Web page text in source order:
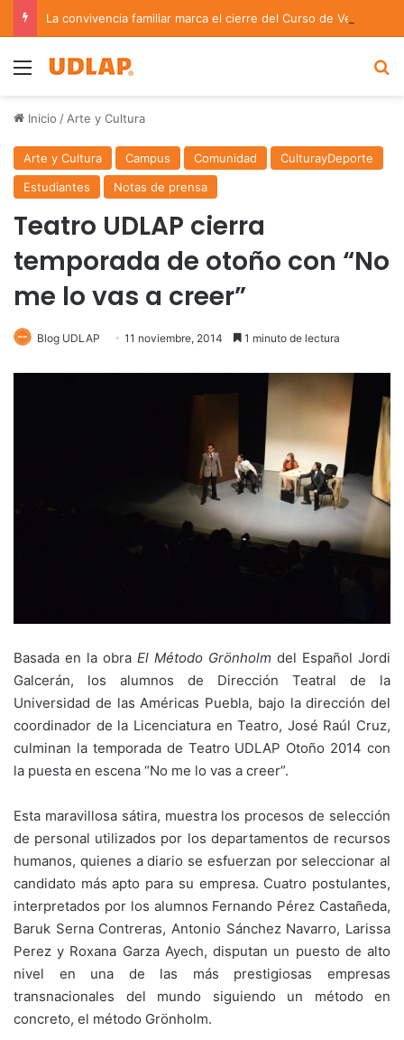
Menu
Inicio / Arte y Cultura
Arte y Cultura Campus Comunidad
CulturayDeporte
Estudiantes
Notas de prensa
Teatro UDLAP cierra
temporada de otoño con “No
me lo vas a creer”
Blog UDLAP 11 noviembre, 2014 1 minuto de lectura
Basada en la obra El Método Grönholm del Español Jordi
Galcerán, los alumnos de Dirección Teatral de la
Universidad de las Américas Puebla, bajo la dirección del
coordinador de la Licenciatura en Teatro, José Raúl Cruz,
culminan la temporada de Teatro UDLAP Otoño 2014 con
la puesta en escena “No me lo vas a creer”.
Esta maravillosa sátira, muestra los procesos de selección
de personal utilizados por los departamentos de recursos
humanos, quienes a diario se esfuerzan por seleccionar al
candidato más apto para su empresa. Cuatro postulantes,
interpretados por los alumnos Fernando Pérez Castañeda,
Baruk Serna Contreras, Antonio Sánchez Navarro, Larissa
Perez y Roxana Garza Ayech, disputan un puesto de alto
nivel en una de las más prestigiosas empresas
transnacionales del mundo siguiendo un método en
concreto, el método Grönholm.